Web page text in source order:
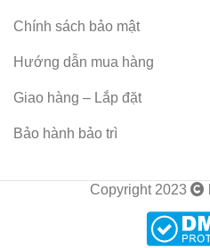
Chính sách bảo mật
Hướng dẫn mua hàng
Giao hàng – Lắp đặt
Bảo hành bảo trì
Copyright 2023